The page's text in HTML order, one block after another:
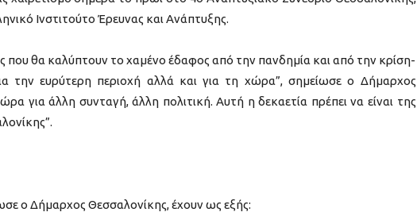
Ινστιτούτο Έρευνας και Ανάπτυξης.
που θα καλύπτουν το χαμένο έδαφος από την πανδημία και από την κρίση-
την ευρύτερη περιοχή αλλά και για τη χώρα”, σημείωσε ο Δήμαρχος
για άλλη συνταγή, άλλη πολιτική. Αυτή η δεκαετία πρέπει να είναι της
ο Δήμαρχος Θεσσαλονίκης, έχουν ως εξής: